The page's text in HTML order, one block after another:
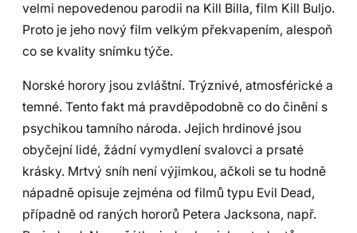
velmi nepovedenou parodii na Kill Billa, film Kill Buljo.
Proto je jeho nový film velkým překvapením, alespoň
co se kvality snímku týče.
Norské horory jsou zvláštní. Trýznivé, atmosférické a
temné. Tento fakt má pravděpodobně co do činění s
psychikou tamního národa. Jejich hrdinové jsou
obyčejní lidé, žádní vymydlení svalovci a prsaté
krásky. Mrtvý sníh není výjimkou, ačkoli se tu hodně
nápadně opisuje zejména od filmů typu Evil Dead,
případně od raných hororů Petera Jacksona, např.